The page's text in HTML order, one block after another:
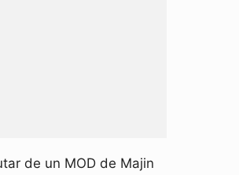
de un MOD de Majin